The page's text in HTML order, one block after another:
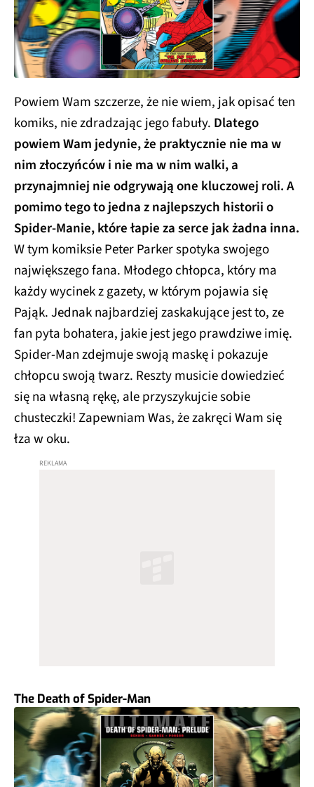
Powiem Wam szczerze, że nie wiem, jak opisać ten
komiks, nie zdradzając jego fabuły. Dlatego
powiem Wam jedynie, że praktycznie nie ma w
nim złoczyńców i nie ma w nim walki, a
przynajmniej nie odgrywają one kluczowej roli. A
pomimo tego to jedna z najlepszych historii o
Spider-Manie, które łapie za serce jak żadna inna.
W tym komiksie Peter Parker spotyka swojego
największego fana. Młodego chłopca, który ma
każdy wycinek z gazety, w którym pojawia się
Pająk. Jednak najbardziej zaskakujące jest to, ze
fan pyta bohatera, jakie jest jego prawdziwe imię.
Spider-Man zdejmuje swoją maskę i pokazuje
chłopcu swoją twarz. Reszty musicie dowiedzieć
się na własną rękę, ale przyszykujcie sobie
chusteczki! Zapewniam Was, że zakręci Wam się
łza w oku.
The Death of Spider-Man